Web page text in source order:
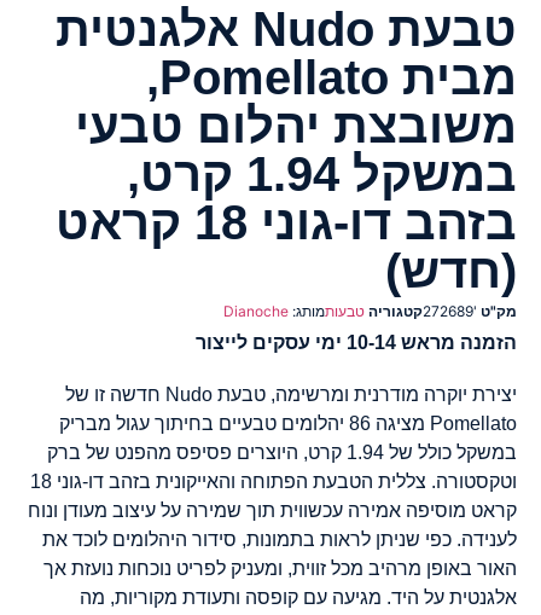
טבעת Nudo אלגנטית
מבית Pomellato,
משובצת יהלום טבעי
במשקל 1.94 קרט,
בזהב דו-גוני 18 קראט
(חדש)
מק"ט '272689 קטגוריה טבעותמותג: Dianoche
הזמנה מראש 10-14 ימי עסקים לייצור
יצירת יוקרה מודרנית ומרשימה, טבעת Nudo חדשה זו של
Pomellato מציגה 86 יהלומים טבעיים בחיתוך עגול מבריק
במשקל כולל של 1.94 קרט, היוצרים פסיפס מהפנט של ברק
וטקסטורה. צללית הטבעת הפתוחה והאייקונית בזהב דו-גוני 18
קראט מוסיפה אמירה עכשווית תוך שמירה על עיצוב מעודן ונוח
לענידה. כפי שניתן לראות בתמונות, סידור היהלומים לוכד את
האור באופן מרהיב מכל זווית, ומעניק לפריט נוכחות נועזת אך
אלגנטית על היד. מגיעה עם קופסה ותעודת מקוריות, מה